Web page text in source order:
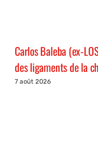
Carlos Baleba (ex-
des ligaments de la
7 août 2026